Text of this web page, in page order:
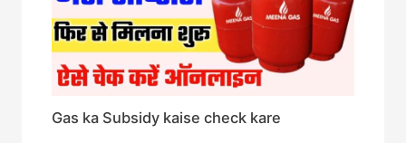
Gas ka Subsidy kaise check kare